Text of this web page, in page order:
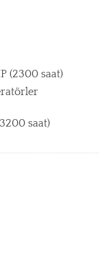
(2300 saat)
saat)